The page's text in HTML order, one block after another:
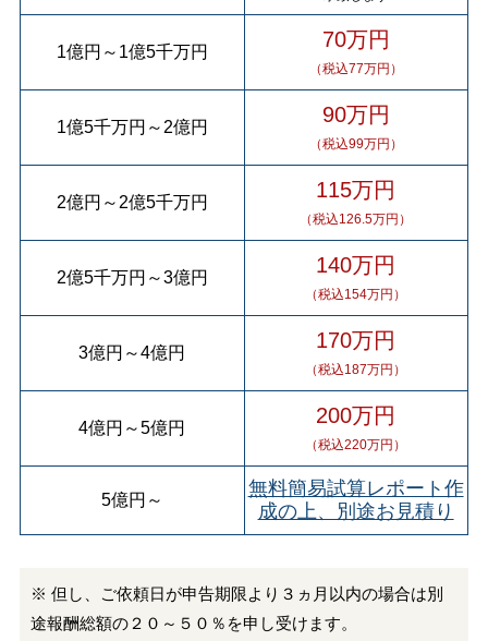
1億円 ～ 1億5千万円 70万円
（税込77万円）
1億5千万円 ～ 2億円 90万円
（税込99万円）
2億円 ～ 2億5千万円 115万円
（税込126.5万円）
2億5千万円 ～3億円 140万円
（税込154万円）
3億円 ～4億円 170万円
（税込187万円）
4億円 ～5億円 200万円
（税込220万円）
5億円 ～
無料簡易試算レポート作
成の上、別途お見積り
※ 但し、ご依頼日が申告期限より３ヵ月以内の場合は別
途報酬総額の２０～５０％を申し受けます。